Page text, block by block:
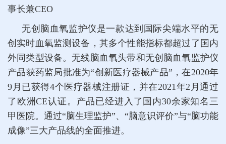
事长兼CEO
无创脑血氧监护仪是一款达到国际尖端水平的无
创实时血氧监测设备，其多个性能指标都超过了国内
外同类型设备。无线脑血氧头带和无创脑血氧监护仪
产品获药监局批准为“创新医疗器械产品”，在2020年
9月已获得4个医疗器械注册证，并在2021年2月通过
了欧洲CE认证。产品已经进入了国内30余家知名三
甲医院。通过“脑生理监护”、“脑意识评价”与“脑功能
成像”三大产品线的全面推进。